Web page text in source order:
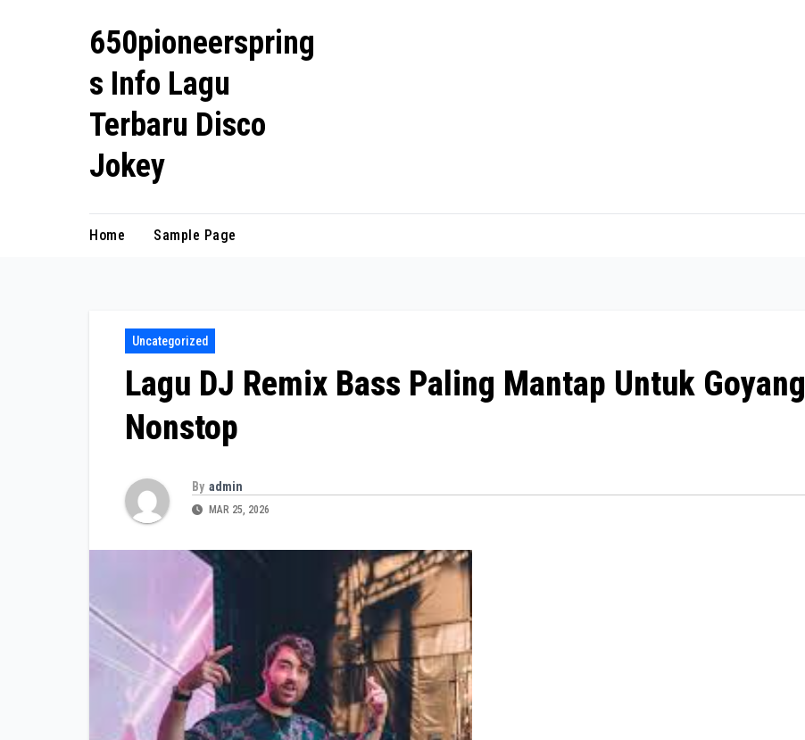
650pioneerspring
s Info Lagu
Terbaru Disco
Jokey
Home Sample Page
Uncategorized
Lagu DJ Remix Bass Paling Mantap Untuk Goyang
Nonstop
By admin
MAR 25, 2026